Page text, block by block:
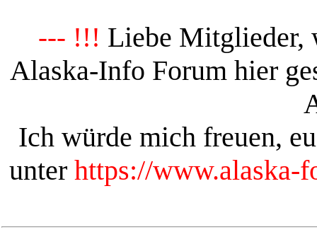
--- !!! Liebe Mitglieder,
Alaska-Info Forum hier
Ich würde mich freuen,
unter https://www.alaska-